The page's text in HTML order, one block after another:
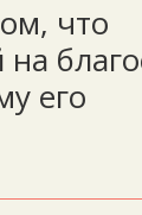
что
его